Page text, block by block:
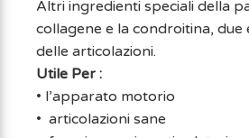
Altri ingredienti speciali della
collagene e la condroitina, due
delle articolazioni.
Utile Per :
• l’apparato motorio
• articolazioni sane